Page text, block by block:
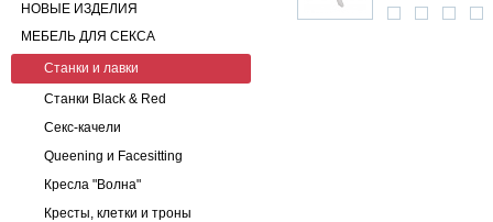
НОВЫЕ ИЗДЕЛИЯ
МЕБЕЛЬ ДЛЯ СЕКСА
Станки и лавки
Станки Black & Red
Секс-качели
Queening и Facesitting
Кресла "Волна"
Кресты, клетки и троны